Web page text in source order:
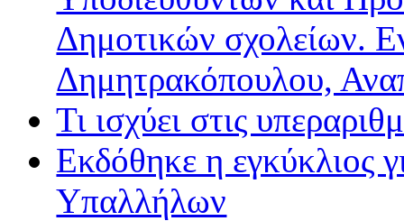
Δημοτικών σχολείων.
Δημητρακόπουλου,
Τι ισχύει στις
Εκδόθηκε η εγκύκλιος
Υπαλλήλων